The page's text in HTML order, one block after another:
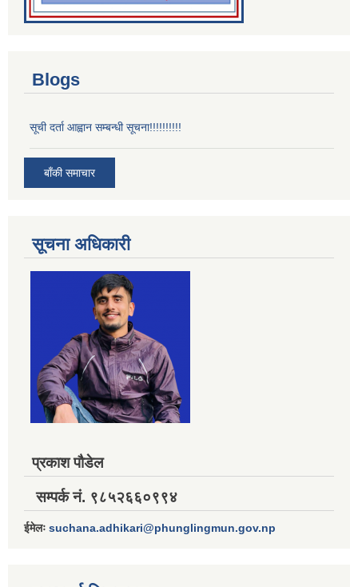
Blogs
सूची दर्ता आह्वान सम्बन्धी सूचना!!!!!!!!!!
बाँकी समाचार
सूचना अधिकारी
प्रकाश पौडेल
सम्पर्क नं. ९८५२६६०९९४
ईमेलः suchana.adhikari@phunglingmun.gov.np